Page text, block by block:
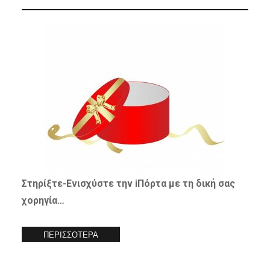
Στηρίξτε-Ενισχύστετην iΠόρτα με τη δική σας
χορηγία…
ΠΕΡΙΣΣΟΤΕΡΑ